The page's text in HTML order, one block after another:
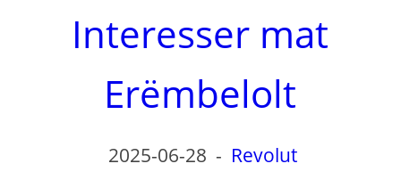
Interesser mat
Erëmbelolt
2025-06-28 - Revolut